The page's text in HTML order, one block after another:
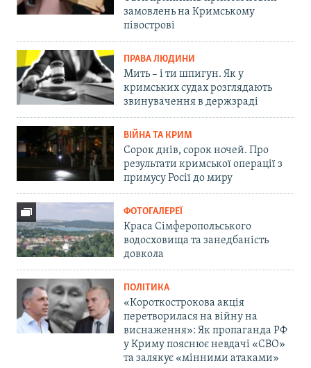
замовлень на Кримському
півострові
ПРАВА ЛЮДИНИ
Мить – і ти шпигун. Як у
кримських судах розглядають
звинувачення в держзраді
ВІЙНА ТА КРИМ
Сорок днів, сорок ночей. Про
результати кримської операції з
примусу Росії до миру
ФОТОГАЛЕРЕЇ
Краса Сімферопольського
водосховища та занедбаність
довкола
ПОЛІТИКА
«Короткострокова акція
перетворилася на війну на
виснаження»: Як пропаганда РФ
у Криму пояснює невдачі «СВО»
та залякує «мінними атаками»